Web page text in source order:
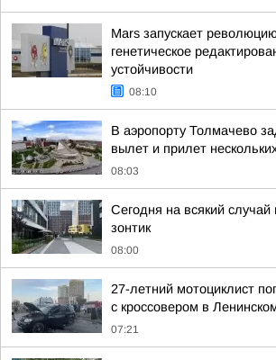
Mars запускает
генетическое
устойчивости
08:10
В аэропорту Толмачево
вылет и прилет
08:03
Сегодня на всякий случай
зонтик
08:00
27-летний мотоциклист
с кроссовером в
07:21